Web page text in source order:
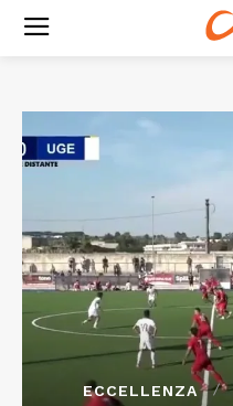
ECCELLENZA